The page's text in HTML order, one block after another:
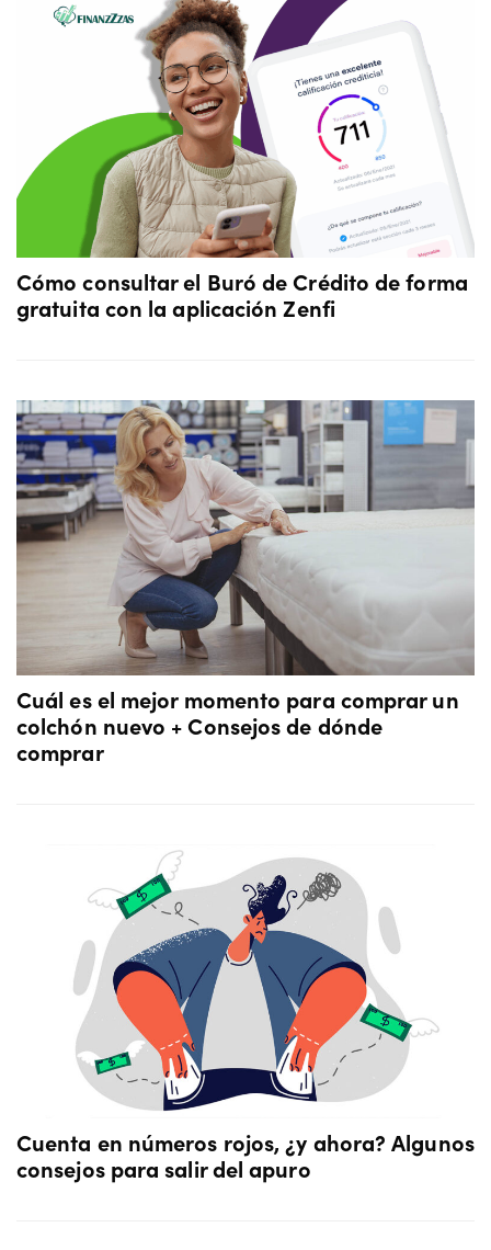
Cómo consultar el Buró de Crédito de forma
gratuita con la aplicación Zenfi
Cuál es el mejor momento para comprar un
colchón nuevo + Consejos de dónde
comprar
Cuenta en números rojos, ¿y ahora? Algunos
consejos para salir del apuro